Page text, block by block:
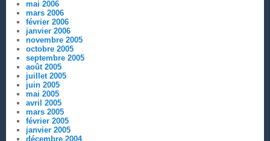
mai 2006
mars 2006
février 2006
janvier 2006
novembre 2005
octobre 2005
septembre 2005
août 2005
juillet 2005
juin 2005
mai 2005
avril 2005
mars 2005
février 2005
janvier 2005
décembre 2004